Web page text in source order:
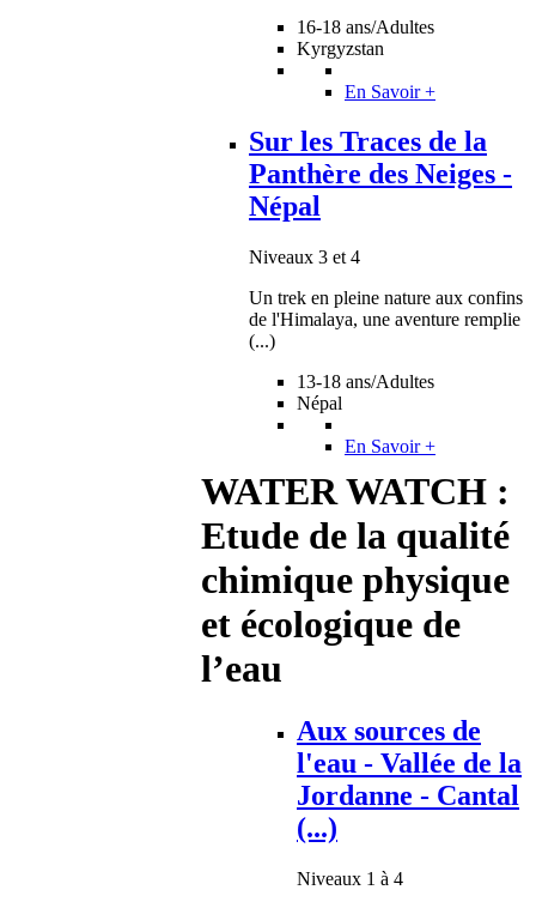
16-18 ans/Adultes
Kyrgyzstan
En Savoir +
Sur les Traces de la
Panthère des Neiges -
Népal
Niveaux 3 et 4
Un trek en pleine nature aux confins
de l'Himalaya, une aventure remplie
(...)
13-18 ans/Adultes
Népal
En Savoir +
WATER WATCH :
Etude de la qualité
chimique physique
et écologique de
l’eau
Aux sources de
l'eau - Vallée de la
Jordanne - Cantal
(...)
Niveaux 1 à 4